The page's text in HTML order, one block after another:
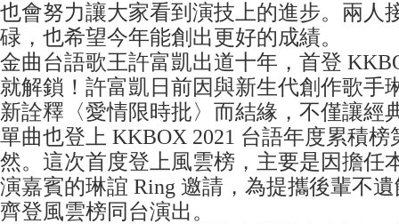
也會努力讓大家看到演技上的進步。兩人
碌，也希望今年能創出更好的成績。
金曲台語歌王許富凱出道十年，首登
就解鎖！許富凱日前因與新生代創作歌手
新詮釋〈愛情限時批〉而結緣，不僅讓經
單曲也登上 KKBOX 2021 台語年度累積榜
然。這次首度登上風雲榜，主要是因擔任
演嘉賓的琳誼 Ring 邀請，為提攜後輩不
齊登風雲榜同台演出。